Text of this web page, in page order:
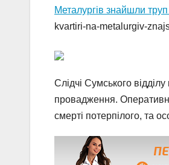
Металургів знайшли
kvartiri-na-metalurgiv-
Слідчі Сумського
провадження.
смерті потерпілого, та